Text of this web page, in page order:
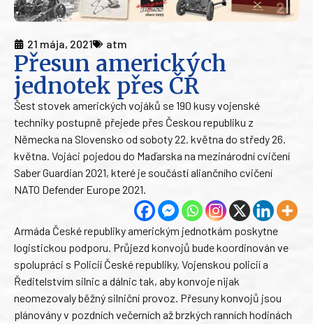
21 mája, 2021 atm
Přesun amerických
jednotek přes ČR
Šest stovek amerických vojáků se 190 kusy vojenské
techniky postupně přejede přes Českou republiku z
Německa na Slovensko od soboty 22. května do středy 26.
května. Vojáci pojedou do Maďarska na mezinárodní cvičení
Saber Guardian 2021, které je součástí aliančního cvičení
NATO Defender Europe 2021.
Armáda České republiky americkým jednotkám poskytne
logistickou podporu. Průjezd konvojů bude koordinován ve
spolupráci s Policií České republiky, Vojenskou policií a
Ředitelstvím silnic a dálnic tak, aby konvoje nijak
neomezovaly běžný silniční provoz. Přesuny konvojů jsou
plánovány v pozdních večerních až brzkých ranních hodinách